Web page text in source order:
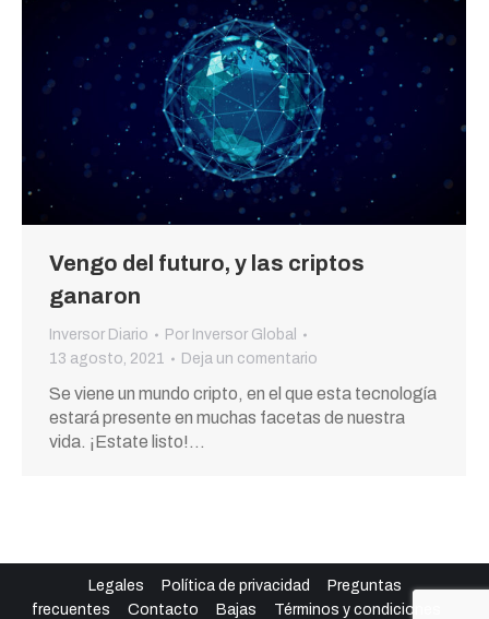
Vengo del futuro, y las criptos
ganaron
Inversor Diario Por Inversor Global
13 agosto, 2021
Deja un comentario
Se viene un mundo cripto, en el que esta tecnología
estará presente en muchas facetas de nuestra
vida. ¡Estate listo!…
Legales Política de privacidad
Preguntas
frecuentes
Contacto Bajas Términos y condiciones